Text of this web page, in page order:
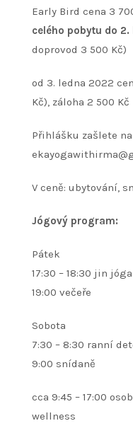
Early Bird cena 3
celého pobytu do
doprovod 3 500 Kč)
od 3. ledna 2022
Kč), záloha 2 500 Kč
Přihlášku zašlete
V ceně: ubytování,
Jógový program:
Pátek
17:30 – 18:30 jin
19:00 večeře
Sobota
7:30 – 8:30 ranní
9:00 snídaně
cca 9:45 – 17:00
wellness